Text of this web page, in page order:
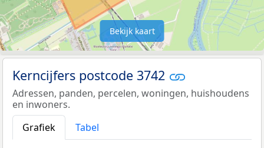
Bekijk kaart
Kerncijfers postcode 3742
Adressen, panden, percelen, woningen, huishoudens
en inwoners.
Grafiek
Tabel